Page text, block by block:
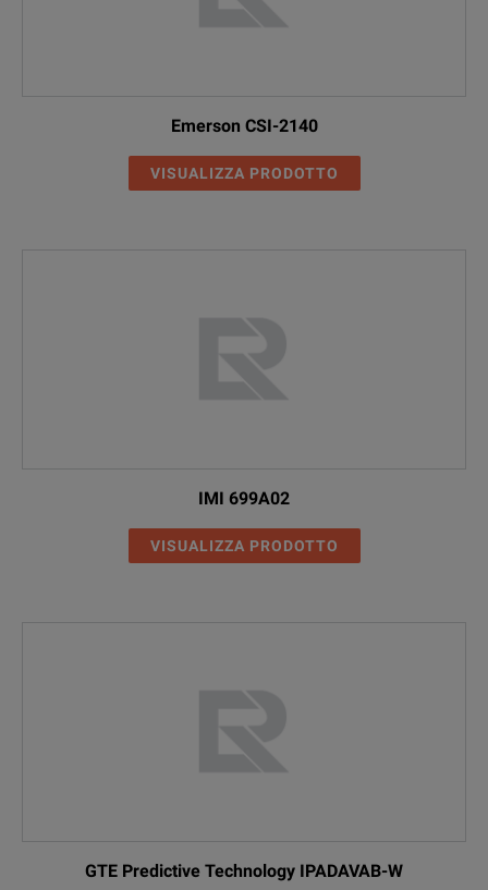
Emerson CSI-2140
VISUALIZZA PRODOTTO
IMI 699A02
VISUALIZZA PRODOTTO
GTE Predictive Technology IPADAVAB-W